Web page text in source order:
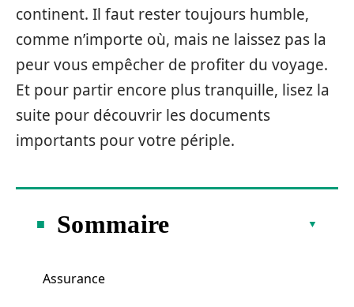
continent. Il faut rester toujours humble,
comme n’importe où, mais ne laissez pas la
peur vous empêcher de profiter du voyage.
Et pour partir encore plus tranquille, lisez la
suite pour découvrir les documents
importants pour votre périple.
Sommaire
Assurance